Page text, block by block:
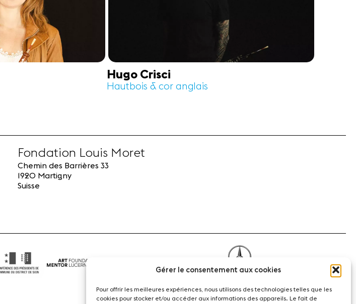
Gérer le consentement aux cookies
Pour offrir les meilleures expériences, nous utilisons des technologies telles que les
cookies pour stocker et/ou accéder aux informations des appareils. Le fait de
Hugo Crisci
Hautbois & cor anglais
Fondation Louis Moret
Chemin des Barrières 33
1920 Martigny
Suisse